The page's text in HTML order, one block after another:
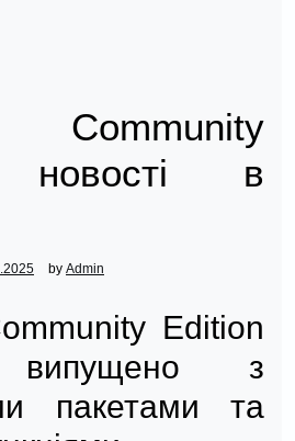
Community
новості в
by Admin
Edition
випущено з
пакетами та